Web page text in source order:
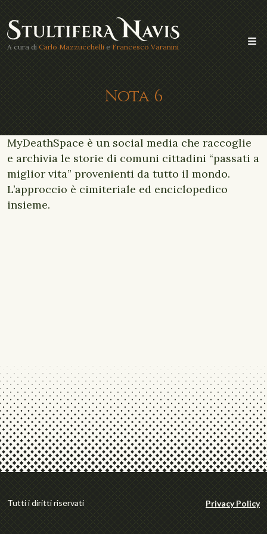
A cura di Carlo Mazzucchelli e Francesco Varanini
Nota 6
MyDeathSpace è un social media che raccoglie
e archivia le storie di comuni cittadini “passati a
miglior vita” provenienti da tutto il mondo.
L’approccio è cimiteriale ed enciclopedico
insieme.
Tutti i diritti riservati Privacy Policy